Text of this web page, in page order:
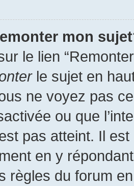
mon
le lien
le sujet en
ne voyez pas
ou que
pas atteint. Il
en y
règles du forum